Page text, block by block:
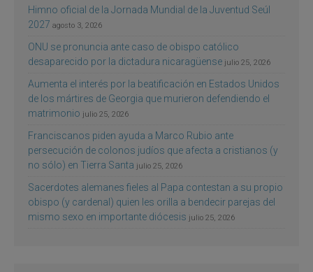
Himno oficial de la Jornada Mundial de la Juventud Seúl
2027 agosto 3, 2026
ONU se pronuncia ante caso de obispo católico
desaparecido por la dictadura nicaragüense julio 25, 2026
Aumenta el interés por la beatificación en Estados Unidos
de los mártires de Georgia que murieron defendiendo el
matrimonio julio 25, 2026
Franciscanos piden ayuda a Marco Rubio ante
persecución de colonos judíos que afecta a cristianos (y
no sólo) en Tierra Santa julio 25, 2026
Sacerdotes alemanes fieles al Papa contestan a su propio
obispo (y cardenal) quien les orilla a bendecir parejas del
mismo sexo en importante diócesis julio 25, 2026